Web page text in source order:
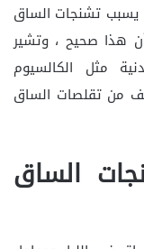
يسبب تشنجات الساق
هذا صحيح ، وتشير
مثل الكالسيوم
ب 12 ، قد لا يخفف من تقلصات الساق
الساق